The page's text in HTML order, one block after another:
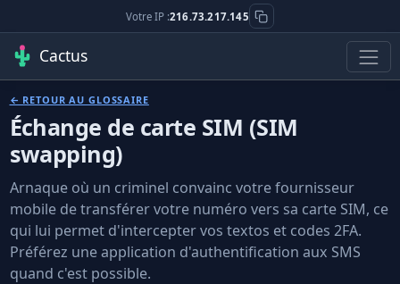
Votre IP :216.73.217.145
Cactus
← RETOUR AU GLOSSAIRE
Échange de carte SIM (SIM
swapping)
Arnaque où un criminel convainc votre fournisseur
mobile de transférer votre numéro vers sa carte SIM, ce
qui lui permet d'intercepter vos textos et codes 2FA.
Préférez une application d'authentification aux SMS
quand c'est possible.